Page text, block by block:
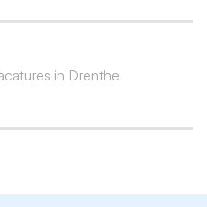
Helpende
Samen
. Daarnaast
Helpende Zorg & Welzijn
in Drenthe